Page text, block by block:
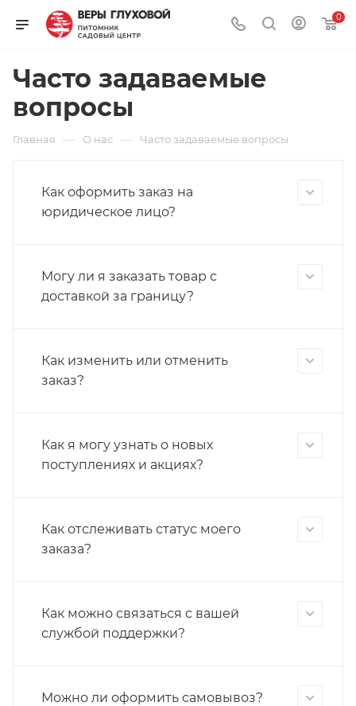
0
Часто задаваемые
вопросы
Главная — О нас — Часто задаваемые вопросы
Как оформить заказ на
юридическое лицо?
Могу ли я заказать товар с
доставкой за границу?
Как изменить или отменить
заказ?
Как я могу узнать о новых
поступлениях и акциях?
Как отслеживать статус моего
заказа?
Как можно связаться с вашей
службой поддержки?
Можно ли оформить самовывоз?